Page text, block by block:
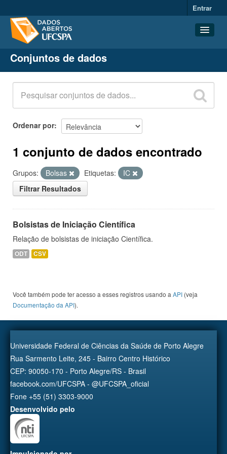
Entrar
Conjuntos de dados
Organizações
Grupos
Sobre
Conjuntos de dados
Ordenar por
1 conjunto de dados encontrado
Grupos: Bolsas Etiquetas:
IC
Filtrar Resultados
Bolsistas de Iniciação Científica
Relação de bolsistas de iniciação Científica.
ODT CSV
Você também pode ter acesso a esses registros usando a API (veja
Documentação da API).
Universidade Federal de Ciências da Saúde de Porto Alegre
Rua Sarmento Leite, 245 - Bairro Centro Histórico
CEP: 90050-170 - Porto Alegre/RS - Brasil
facebook.com/UFCSPA - @UFCSPA_oficial
Fone +55 (51) 3303-9000
Desenvolvido pelo